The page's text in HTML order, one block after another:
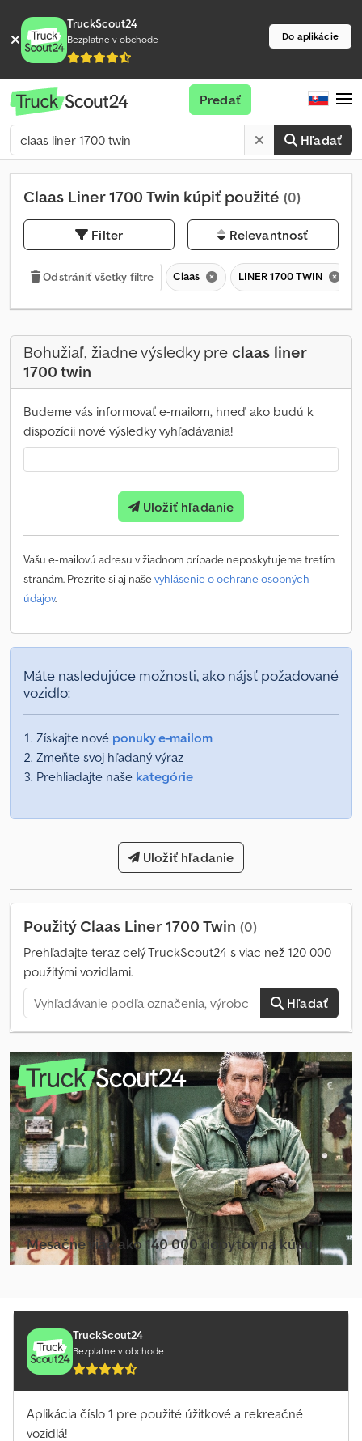
TruckScout24
Bezplatne v obchode Do aplikácie
Hľadať
Predať
Claas Liner 1700 Twin kúpiť použité (0)
Filter Relevantnosť
Odstrániť všetky filtre Claas LINER 1700 TWIN
Bohužiaľ, žiadne výsledky preclaas liner
1700 twin
Budeme vás informovať e-mailom, hneď ako budú k
dispozícii nové výsledky vyhľadávania!
Uložiť hľadanie
Vašu e-mailovú adresu v žiadnom prípade neposkytujeme tretím
stranám. Prezrite si aj naševyhlásenie o ochrane osobných
údajov.
Máte nasledujúce možnosti, ako nájsť požadované
vozidlo:
Získajte nové ponuky e-mailom
Zmeňte svoj hľadaný výraz
Prehliadajte naše kategórie
Uložiť hľadanie
Použitý Claas Liner 1700 Twin (0)
Prehľadajte teraz celý TruckScout24 s viac než 120 000
použitými vozidlami.
Hľadať
Mesačne viac ako 140 000 dopytov na kúpu
TruckScout24
Bezplatne v obchode
Aplikácia číslo 1 pre použité úžitkové a rekreačné
vozidlá!